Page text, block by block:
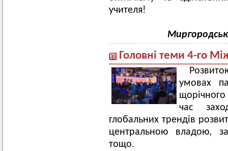
учителя!
Головні теми 4-го
умовах
час
глобальних трендів
центральною владою,
тощо.